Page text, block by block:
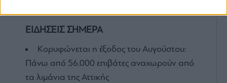
ΕΙΔΗΣΕΙΣ ΣΗΜΕΡΑ
Κορυφώνεται η έξοδος του Αυγούστου:
Πάνω από 56.000 επιβάτες αναχωρούν από
τα λιμάνια της Αττικής